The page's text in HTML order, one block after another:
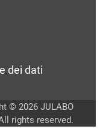
dei dati
© 2026 JULABO
rights reserved.